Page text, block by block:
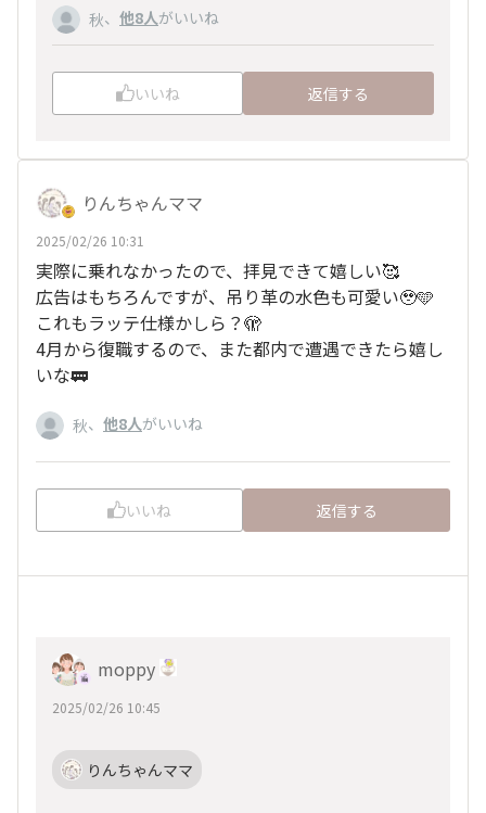
秋、 他8人がいいね
いいね 返信する
りんちゃんママ
2025/02/26 10:31
実際に乗れなかったので、拝見できて嬉しい🥰
広告はもちろんですが、吊り革の水色も可愛い🥹🩵
これもラッテ仕様かしら？🫣
4月から復職するので、また都内で遭遇できたら嬉し
いな🚃
秋、 他8人がいいね
いいね 返信する
moppy
2025/02/26 10:45
りんちゃんママ